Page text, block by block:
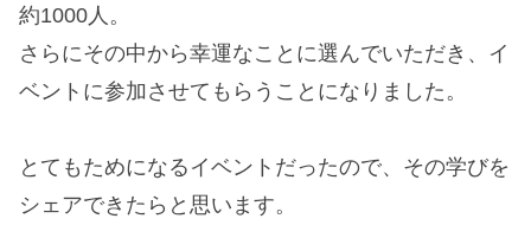
約1000人。
さらにその中から幸運なことに選んでいただき、イ
ベントに参加させてもらうことになりました。
とてもためになるイベントだったので、その学びを
シェアできたらと思います。